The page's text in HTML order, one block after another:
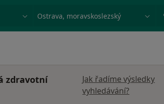
zdravotní
Jak řadíme výsledky
vyhledávání?